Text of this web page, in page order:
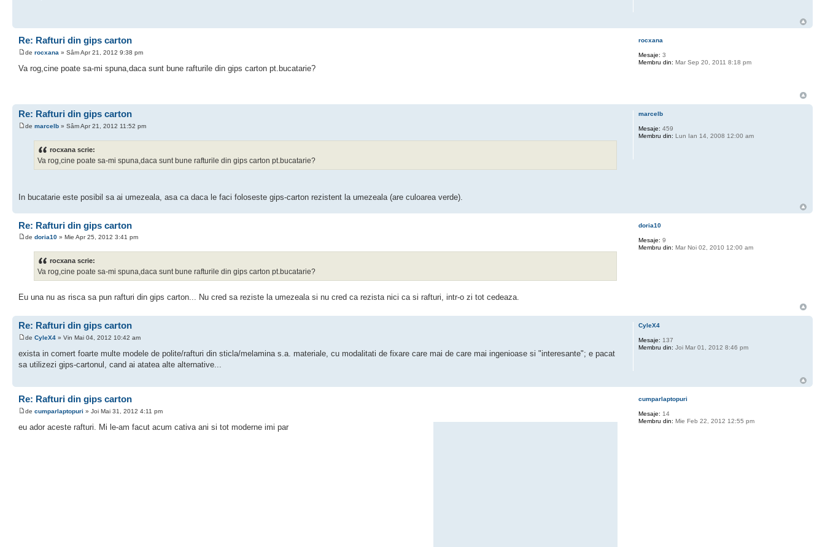
Re: Rafturi din gips carton
de rocxana » Sâm Apr 21, 2012 9:38 pm
Va rog,cine poate sa-mi spuna,daca sunt bune rafturile din gips carton pt.bucatarie?
rocxana
Mesaje: 3
Membru din: Mar Sep 20, 2011 8:18 pm
Re: Rafturi din gips carton
de marcelb » Sâm Apr 21, 2012 11:52 pm
rocxana scrie:
Va rog,cine poate sa-mi spuna,daca sunt bune rafturile din gips carton pt.bucatarie?
In bucatarie este posibil sa ai umezeala, asa ca daca le faci foloseste gips-carton rezistent la umezeala (are culoarea verde).
marcelb
Mesaje: 459
Membru din: Lun Ian 14, 2008 12:00 am
Re: Rafturi din gips carton
de doria10 » Mie Apr 25, 2012 3:41 pm
rocxana scrie:
Va rog,cine poate sa-mi spuna,daca sunt bune rafturile din gips carton pt.bucatarie?
Eu una nu as risca sa pun rafturi din gips carton... Nu cred sa reziste la umezeala si nu cred ca rezista nici ca si rafturi, intr-o zi tot cedeaza.
doria10
Mesaje: 9
Membru din: Mar Noi 02, 2010 12:00 am
Re: Rafturi din gips carton
de CyleX4 » Vin Mai 04, 2012 10:42 am
exista in comert foarte multe modele de polite/rafturi din sticla/melamina s.a. materiale, cu modalitati de fixare care mai de care mai ingenioase si "interesante"; e pacat
sa utilizezi gips-cartonul, cand ai atatea alte alternative...
CyleX4
Mesaje: 137
Membru din: Joi Mar 01, 2012 8:46 pm
Re: Rafturi din gips carton
de cumparlaptopuri » Joi Mai 31, 2012 4:11 pm
eu ador aceste rafturi. Mi le-am facut acum cativa ani si tot moderne imi par
cumparlaptopuri
Mesaje: 14
Membru din: Mie Feb 22, 2012 12:55 pm